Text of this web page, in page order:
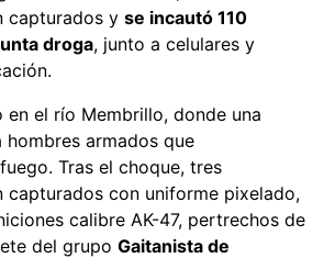
capturados y se incautó 110
droga, junto a celulares y
en el río Membrillo, donde una
armados que
Tras el choque, tres
capturados con uniforme pixelado,
calibre AK-47, pertrechos de
del grupo Gaitanista de